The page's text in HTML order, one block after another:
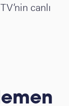
canlı